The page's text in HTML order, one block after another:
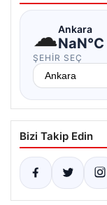
☁Ankara
NaN°C
ŞEHIR SEÇ
Bizi Takip Edin